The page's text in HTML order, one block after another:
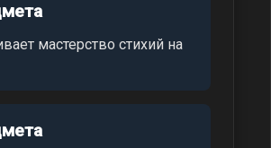
мастерство стихий на